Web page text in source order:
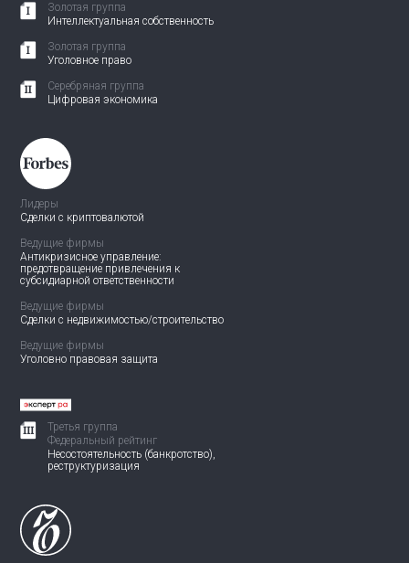
Золотая группа
Интеллектуальная собственность
Золотая группа
Уголовное право
Серебряная группа
Цифровая экономика
Лидеры
Сделки с криптовалютой
Ведущие фирмы
Антикризисное управление:
предотвращение привлечения к
субсидиарной ответственности
Ведущие фирмы
Сделки с недвижимостью/строительство
Ведущие фирмы
Уголовно правовая защита
Третья группа
Федеральный рейтинг
Несостоятельность (банкротство),
реструктуризация